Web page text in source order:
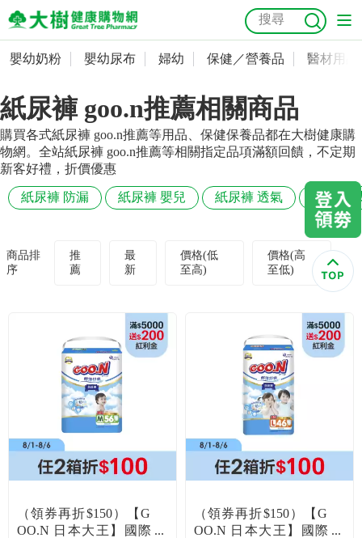
嬰幼奶粉
嬰幼尿布
婦幼
保健／營養品
食品／健康食補
名人嚴選
優惠活動
抗菌 尿布 大樹獨家 益生菌 魚油 幼兒米餅
奶瓶奶嘴
會員資料及密碼修改
常用收件人清單
訂單查詢
收藏清單
優惠券查詢
嬰幼奶粉 嬰幼尿布 婦幼 保健／營養品 醫材用品
紙尿褲 goo.n推薦相關商品
購買各式紙尿褲 goo.n推薦等用品、保健保養品都在大樹健康購
物網。全站紙尿褲 goo.n推薦等相關指定品項滿額回饋，不定期
新客好禮，折價優惠
紙尿褲 防漏 紙尿褲 嬰兒 紙尿褲 透氣 紙尿褲
商品排
序
推
薦
最
新
價格(低
至高)
價格(高
至低)
（領券再折$150）【G
OO.N 日本大王】國際
（領券再折$150）【G
OO.N 日本大王】國際